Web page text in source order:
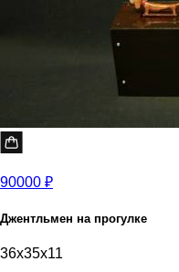
90000 ₽
Джентльмен на прогулке
36x35x11